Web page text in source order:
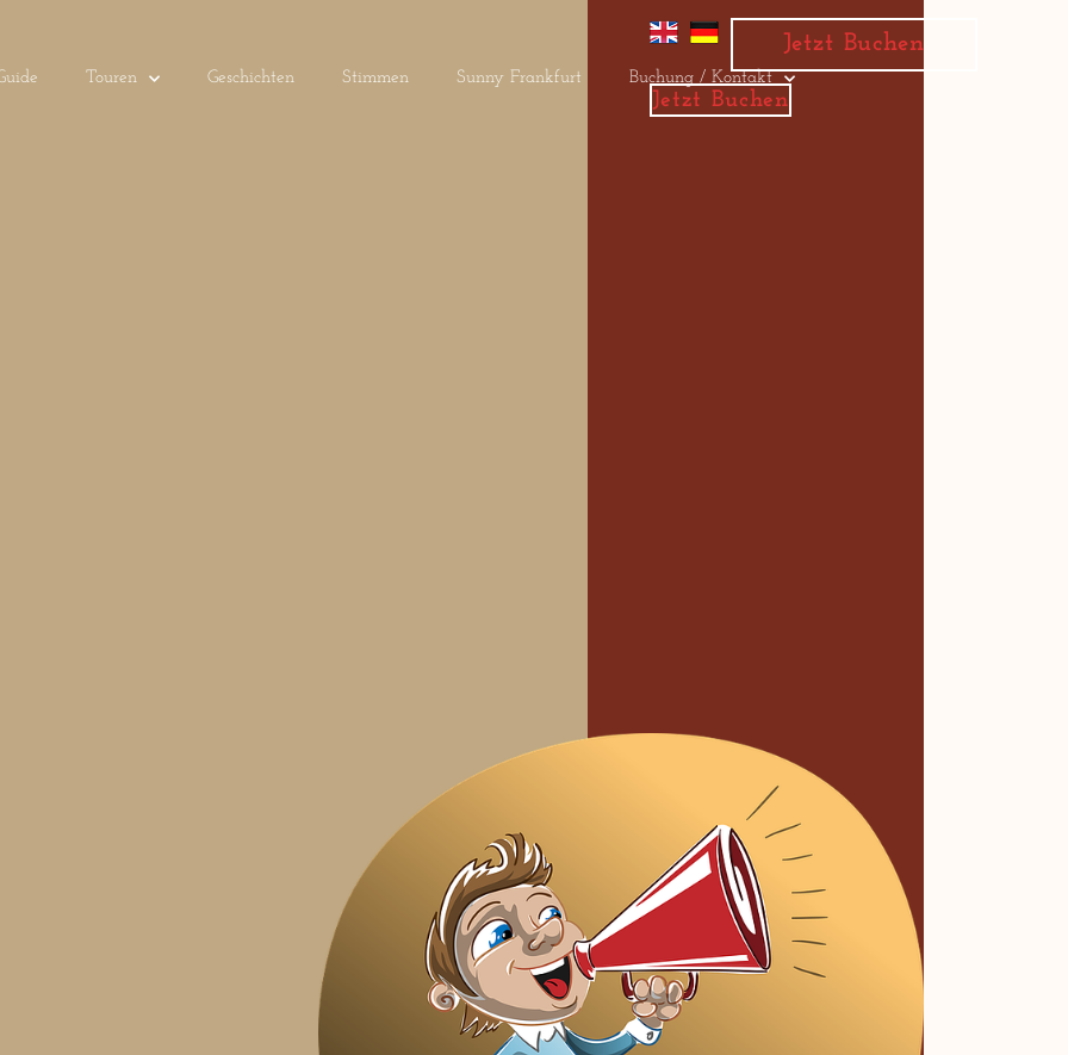
Touren Geschichten Stimmen Sunny Frankfurt Buchung / Kontakt
Jetzt Buchen
Jetzt Buchen